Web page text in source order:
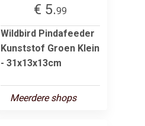
€ 5.99
Wildbird Pindafeeder
Kunststof Groen Klein
- 31x13x13cm
Meerdere shops